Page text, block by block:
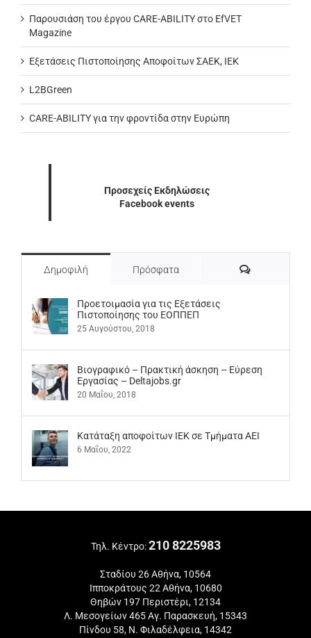
Παρουσιάση του έργου CARE-ABILITY στο EfVET
Magazine
Εξετάσεις Πιστοποίησης Αποφοίτων ΣΑΕΚ, ΙΕΚ
L2BGreen
CARE-ABILITY για την φροντίδα στην Ευρώπη
Προσεχείς Εκδηλώσεις
Facebook events
Δημοφιλή Πρόσφατα Σχόλια
Προετοιμασία για τις Εξετάσεις
Πιστοποίησης του ΕΟΠΠΕΠ
25 Αυγούστου, 2018
Βιογραφικό – Πρακτική άσκηση – Εύρεση
Εργασίας – Deltajobs.gr
20 Μαΐου, 2018
Kατάταξη αποφοίτων ΙΕΚ σε Τμήματα ΑΕΙ
6 Μαΐου, 2022
Τηλ. Κέντρο:210 8225983
Σταδίου 26 Αθήνα, 10564
Ιπποκράτους 22 Αθήνα, 10680
Θηβών 197 Περιστέρι, 12134
Λ. Μεσογείων 465 Αγ. Παρασκευή, 15343
Πίνδου 58, Ν. Φιλαδέλφεια, 14342